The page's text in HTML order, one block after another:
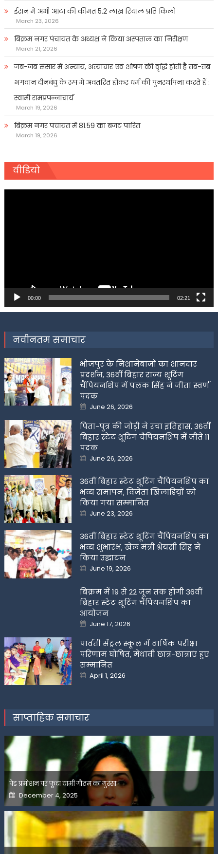
ईरान में अभी आटा की कीमत 5.2 लाख रियाल प्रति किलो
March 23, 2026
बिक्रम नगर पंचायत के अध्यक्ष ने किया अस्पताल का निरीक्षण
March 21, 2026
जब-जब संसार में अन्याय, अत्याचार एवं शोषण की वृद्धि होती है तब-तब
भगवान दीनबंधु के रूप में अवतरित होकर धर्म की पुनर्स्थापना करते हैं :
स्वामी रामप्रपन्नाचार्य
March 19, 2026
बिक्रम नगर पंचायत में 81.59 का बजट पारित
March 19, 2026
वीडियो
00:00 02:21
नवीनतम समाचार
भोजपुर के निशानेबाजों का शानदार
प्रदर्शन, 36वीं बिहार राज्य शूटिंग
चैंपियनशिप में पलक सिंह ने जीता स्वर्ण
पदक
Posted
on
June 26, 2026
पिता-पुत्र की जोड़ी ने रचा इतिहास, 36वीं
बिहार स्टेट शूटिंग चैंपियनशिप में जीते 11
पदक
Posted
on
June 26, 2026
36वीं बिहार स्टेट शूटिंग चैंपियनशिप का
भव्य समापन, विजेता खिलाडिय़ों को
किया गया सम्मानित
Posted
on
June 23, 2026
36वीं बिहार स्टेट शूटिंग चैंपियनशिप का
भव्य शुभारंभ, खेल मंत्री श्रेयसी सिंह ने
किया उद्घाटन
Posted
on
June 19, 2026
बिक्रम में 19 से 22 जून तक होगी 36वीं
बिहार स्टेट शूटिंग चैंपियनशिप का
आयोजन
Posted
on
June 17, 2026
पार्वती सेंट्रल स्कूल में वार्षिक परीक्षा
परिणाम घोषित, मेधावी छात्र-छात्राएं हुए
सम्मानित
Posted
on
April 1, 2026
साप्ताहिक समाचार
पेड प्रमोशन पर फूटा यामी गौतम का गुस्सा
Posted
on
December 4, 2025